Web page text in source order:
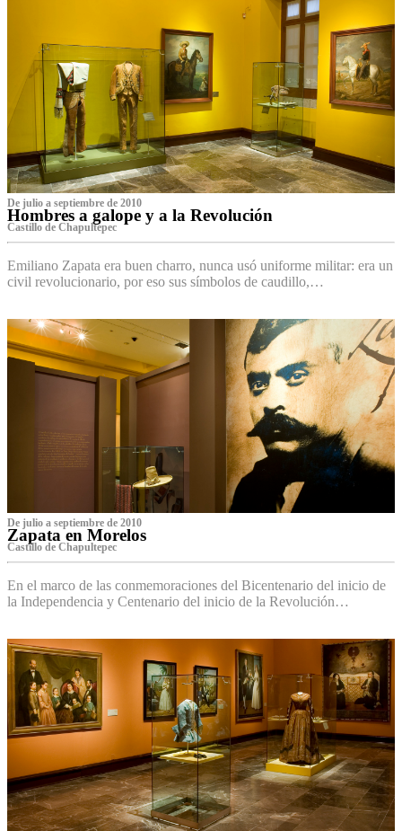
De julio a septiembre de 2010
Hombres a galope y a la Revolución
Castillo de Chapultepec
Emiliano Zapata era buen charro, nunca usó uniforme militar: era un
civil revolucionario, por eso sus símbolos de caudillo,…
De julio a septiembre de 2010
Zapata en Morelos
Castillo de Chapultepec
En el marco de las conmemoraciones del Bicentenario del inicio de
la Independencia y Centenario del inicio de la Revolución…